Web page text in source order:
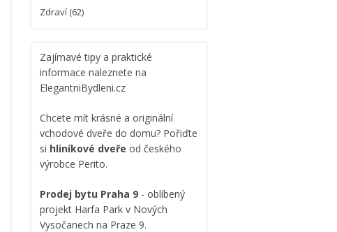
Zdraví(62)
Zajímavétipy a praktické
informace naleznete na
ElegantniBydleni.cz
Chcete mít krásné a originální
vchodové dveře do domu? Pořiďte
si hliníkové dveře od českého
výrobce Perito.
Prodej bytu Praha 9- oblíbený
projekt Harfa Park v Nových
Vysočanech na Praze 9.